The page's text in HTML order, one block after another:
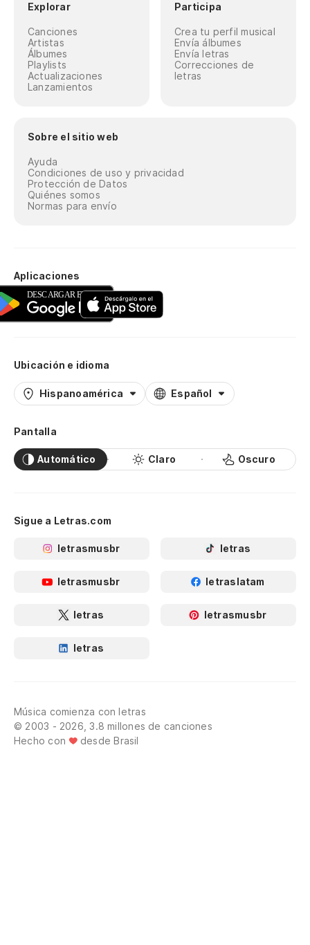
Explorar
Canciones
Artistas
Álbumes
Playlists
Actualizaciones
Lanzamientos
Participa
Crea tu perfil musical
Envía álbumes
Envía letras
Correcciones de
letras
Sobre el sitio web
Ayuda
Condiciones de uso y privacidad
Protección de Datos
Quiénes somos
Normas para envío
Aplicaciones
Ubicación e idioma
Hispanoamérica Español
Pantalla
Automático Claro Oscuro
Sigue a Letras.com
letrasmusbr letras
letrasmusbr letraslatam
letras letrasmusbr
letras
Música comienza con letras
© 2003 - 2026, 3.8 millones de canciones
Hecho con
desde Brasil